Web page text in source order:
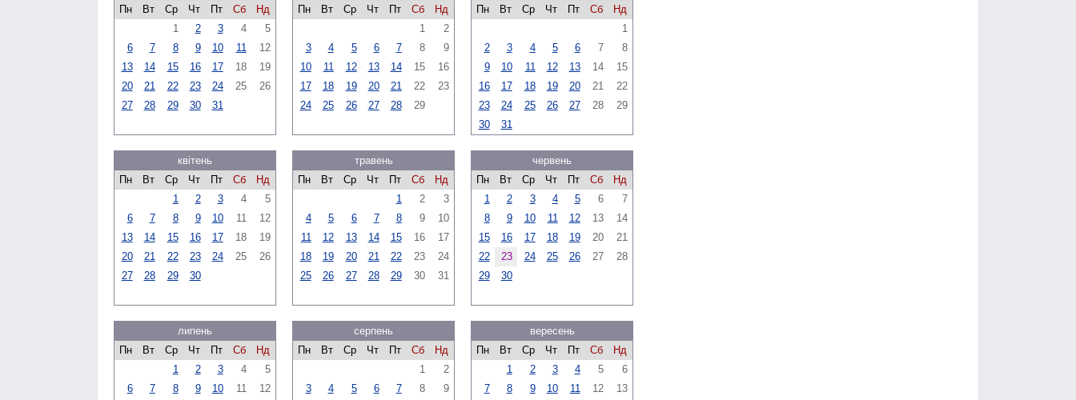
Пн
Вт Ср Чт Пт Сб
Нд
1
2 3 4
5
6
7 8 9 10 11
12
13
14 15 16 17 18
19
20
21 22 23 24 25
26
27
28 29 30 31
Пн
Вт Ср Чт Пт Сб
Нд
1
2
3
4 5 6 7 8
9
10
11 12 13 14 15
16
17
18 19 20 21 22
23
24
25 26 27 28 29
Пн
Вт Ср Чт Пт Сб
Нд
1
2
3 4 5 6 7
8
9
10 11 12 13 14
15
16
17 18 19 20 21
22
23
24 25 26 27 28
29
30
31
квітень
Пн
Вт Ср Чт Пт Сб
Нд
1
2 3 4
5
6
7 8 9 10 11
12
13
14 15 16 17 18
19
20
21 22 23 24 25
26
27
28 29 30
травень
Пн
Вт Ср Чт Пт Сб
Нд
1
2
3
4
5 6 7 8 9
10
11
12 13 14 15 16
17
18
19 20 21 22 23
24
25
26 27 28 29 30 31
червень
Пн
Вт Ср Чт Пт Сб
Нд
1
2 3 4 5 6
7
8
9 10 11 12 13
14
15
16 17 18 19 20
21
22
23 24 25 26 27
28
29
30
липень
Пн
Вт Ср Чт Пт Сб
Нд
1
2 3 4
5
6
7 8 9 10 11
12
серпень
Пн
Вт Ср Чт Пт Сб
Нд
1
2
3
4 5 6 7 8
9
вересень
Пн
Вт Ср Чт Пт Сб
Нд
1
2 3 4 5
6
7
8 9 10 11 12
13